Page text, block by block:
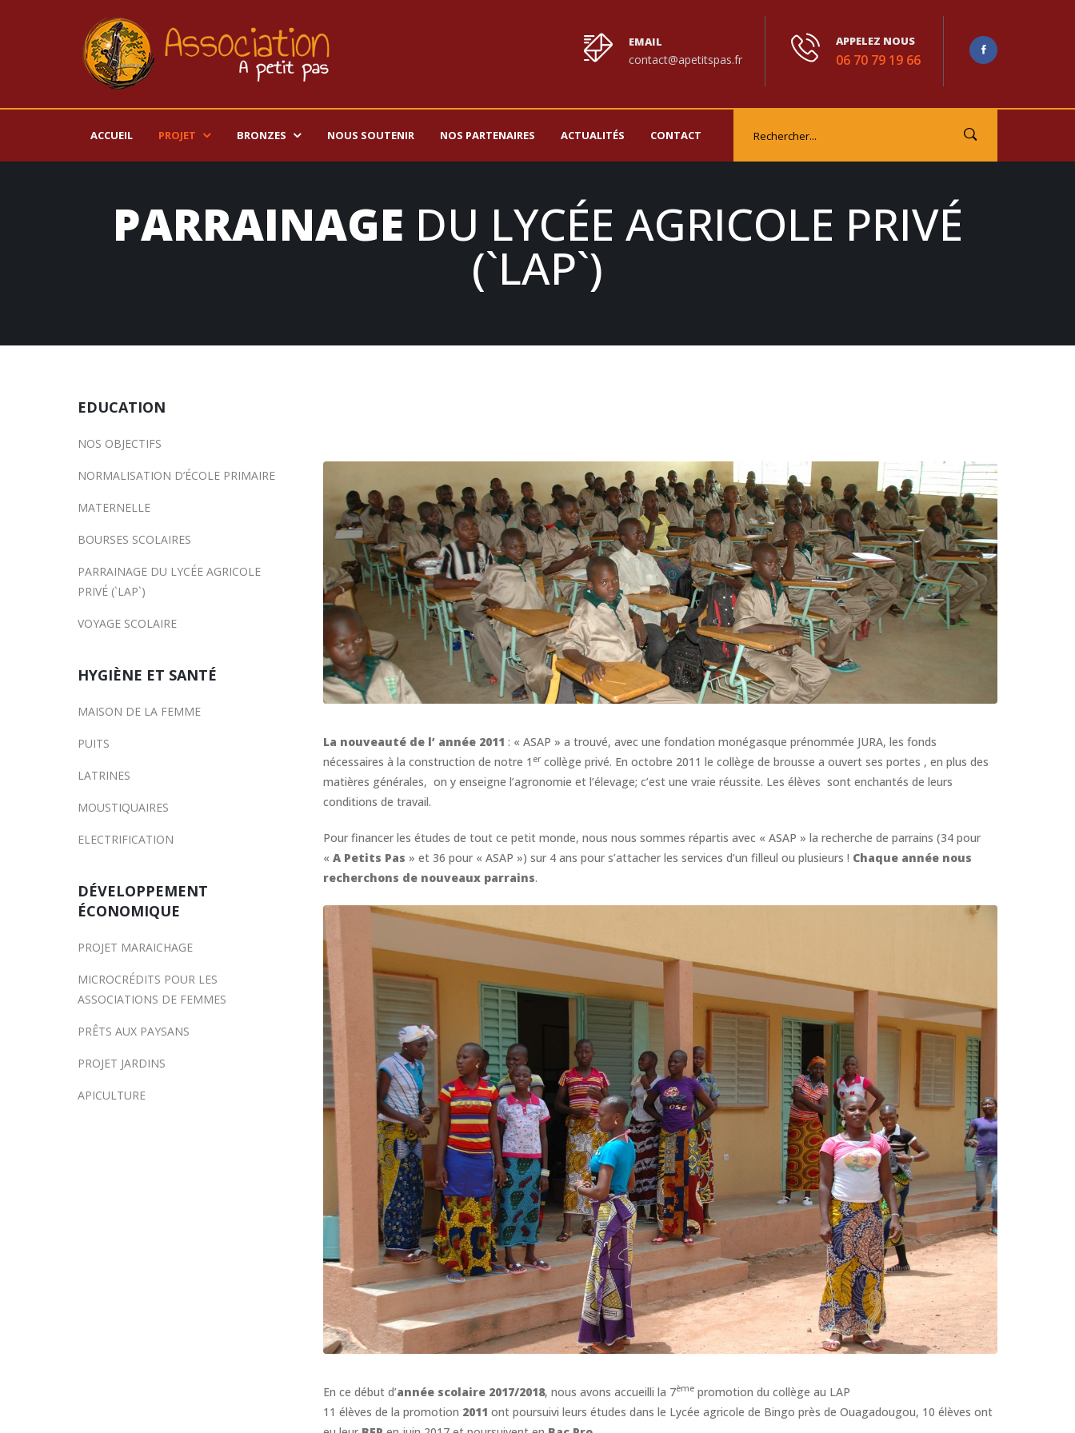
EMAIL
contact@apetitspas.fr
APPELEZ NOUS
06 70 79 19 66
ACCUEIL PROJET BRONZES NOUS SOUTENIR NOS PARTENAIRES ACTUALITÉS CONTACT
PARRAINAGE DU LYCÉE AGRICOLE PRIVÉ
(`LAP`)
La nouveauté de l’ année 2011 : « ASAP » a trouvé, avec une fondation monégasque prénommée JURA, les fonds
nécessaires à la construction de notre 1 ercollège privé. En octobre 2011 le collège de brousse a ouvert ses portes , en plus des
matières générales, on y enseigne l’agronomie et l’élevage; c’est une vraie réussite. Les élèves sont enchantés de leurs
conditions de travail.
Pour financer les études de tout ce petit monde, nous nous sommes répartis avec « ASAP » la recherche de parrains (34 pour
« A Petits Pas » et 36 pour « ASAP ») sur 4 ans pour s’attacher les services d’un filleul ou plusieurs ! Chaque année nous
recherchons de nouveaux parrains.
En ce début d’année scolaire 2017/2018, nous avons accueilli la 7èmepromotion du collège au LAP
11 élèves de la promotion 2011 ont poursuivi leurs études dans le Lycée agricole de Bingo près de Ouagadougou, 10 élèves ont
EDUCATION
NOS OBJECTIFS
NORMALISATION D’ÉCOLE PRIMAIRE
MATERNELLE
BOURSES SCOLAIRES
PARRAINAGE DU LYCÉE AGRICOLE
PRIVÉ (`LAP`)
VOYAGE SCOLAIRE
HYGIÈNE ET SANTÉ
MAISON DE LA FEMME
PUITS
LATRINES
MOUSTIQUAIRES
ELECTRIFICATION
DÉVELOPPEMENT
ÉCONOMIQUE
PROJET MARAICHAGE
MICROCRÉDITS POUR LES
ASSOCIATIONS DE FEMMES
PRÊTS AUX PAYSANS
PROJET JARDINS
APICULTURE